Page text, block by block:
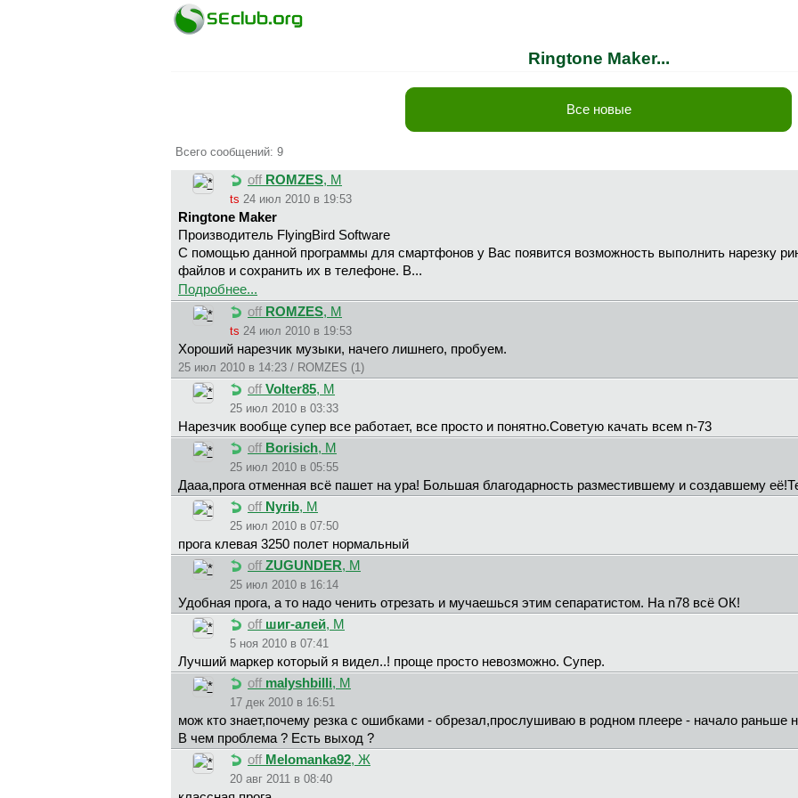
Ringtone Maker...
Все новые
Всего сообщений: 9
off ROMZES, М
ts 24 июл 2010 в 19:53
Ringtone Maker
Производитель FlyingBird Software
С помощью данной программы для смартфонов у Вас появится возможность выполнить нарезку
файлов и сохранить их в телефоне. В...
Подробнее...
off ROMZES, М
ts 24 июл 2010 в 19:53
Хороший нарезчик музыки, начего лишнего, пробуем.
25 июл 2010 в 14:23 / ROMZES (1)
off Volter85, М
25 июл 2010 в 03:33
Нарезчик вообще супер все работает, все просто и понятно.Советую качать всем n-73
off Borisich, М
25 июл 2010 в 05:55
Дааа,прога отменная всё пашет на ура! Большая благодарность разместившему и создавшему
off Nyrib, М
25 июл 2010 в 07:50
прога клевая 3250 полет нормальный
off ZUGUNDER, М
25 июл 2010 в 16:14
Удобная прога, а то надо ченить отрезать и мучаешься этим сепаратистом. На n78 всё ОК!
off шиг-aлeй, М
5 ноя 2010 в 07:41
Лучший маркер который я видел..! проще просто невозможно. Супер.
off malyshbilli, М
17 дек 2010 в 16:51
мож кто знает,почему резка с ошибками - обрезал,прослушиваю в родном плеере - начало раньше
В чем проблема ? Есть выход ?
off Melomanka92, Ж
20 авг 2011 в 08:40